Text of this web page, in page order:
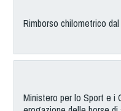
Rimborso chilometrico
Ministero per lo Sport e i